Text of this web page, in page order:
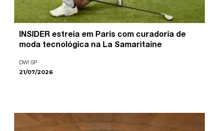
INSIDER estreia em Paris com curadoria de
moda tecnológica na La Samaritaine
DW! SP
21/07/2026